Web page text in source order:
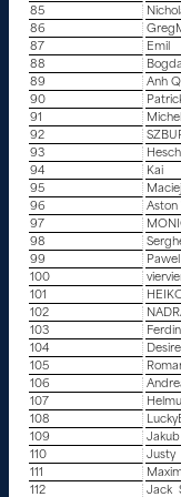
85
86
87
Emil
88
89
Anh
90
91
92
93
94
Kai
95
96
Aston
97
98
99
100
101
102
103
104
105
106
107
108
109
Jakub
110
Justy
111
112
Jack